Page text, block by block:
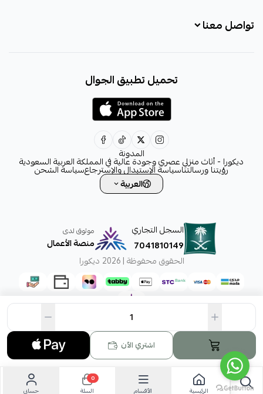
اشتري الآن
الرئيسية الأقسام
0
حسابي
تواصل معنا
decora6586@gmail.com
تحميل تطبيق الجوال
المدونة
ديكورا - أثاث منزلي عصري وجودة عالية في المملكة العربية السعودية
رؤيتنا ورسالتناسياسة الإستبدال والإسترجاعسياسة الشحن
العربية
السجل التجاري
7041810149
موثوق لدى
منصة الأعمال
الحقوق محفوظة | 2026
ديكورا